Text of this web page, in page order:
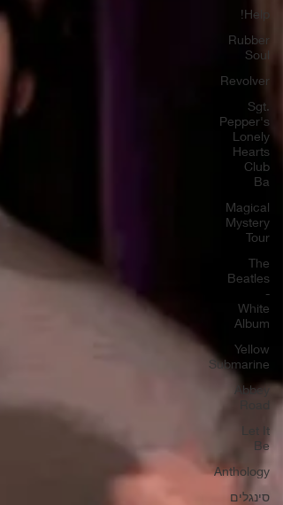
Help!
Rubber
Soul
Revolver
Sgt.
Pepper's
Lonely
Hearts
Club
Ba
Magical
Mystery
Tour
The
Beatles
-
White
Album
Yellow
Submarine
Abbey
Let It
Be
Anthology
סינגלים